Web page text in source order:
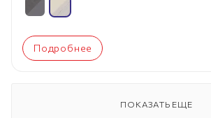
Подробнее
ПОКАЗАТЬ ЕЩЕ